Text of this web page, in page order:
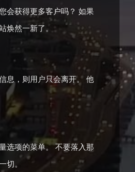
会获得更多客户吗？ 如果
焕然一新了。
息，则用户只会离开。 他
选项的菜单。 不要落入那
切。